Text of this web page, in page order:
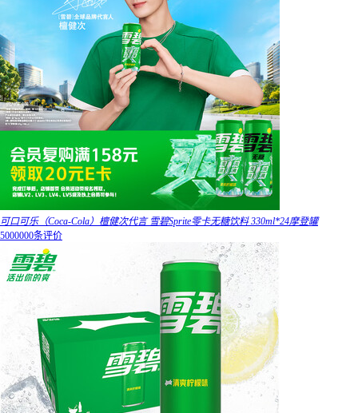
可口可乐（Coca-Cola）檀健次代言 雪碧Sprite零卡无糖饮料 330ml*24摩登罐
5000000条评价